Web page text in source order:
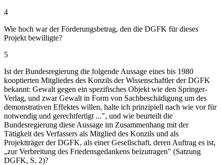
4
Wie hoch war der Förderungsbetrag, den die DGFK für dieses
Projekt bewilligte?
5
Ist der Bundesregierung die folgende Aussage eines bis 1980
kooptierten Mitgliedes des Konzils der Wissenschaftler der DGFK
bekannt: Gewalt gegen ein spezifisches Objekt wie den Springer-
Verlag, und zwar Gewalt in Form von Sachbeschädigung um des
demonstrativen Effektes willen, halte ich prinzipiell nach wie vor für
notwendig und gerechtfertigt ...", und wie beurteilt die
Bundesregierung diese Aussage im Zusammenhang mit der
Tätigkeit des Verfassers als Mitglied des Konzils und als
Projektträger der DGFK, als einer Gesellschaft, deren Auftrag es ist,
„zur Verbreitung des Friedensgedankens beizutragen" (Satzung
DGFK, S. 2)?